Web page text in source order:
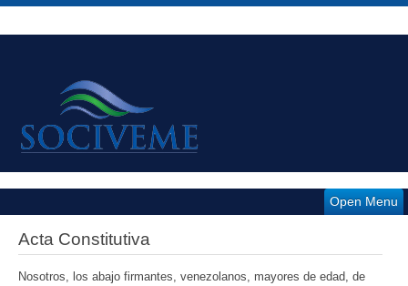
Open Menu
Acta Constitutiva
Nosotros, los abajo firmantes, venezolanos, mayores de edad, de